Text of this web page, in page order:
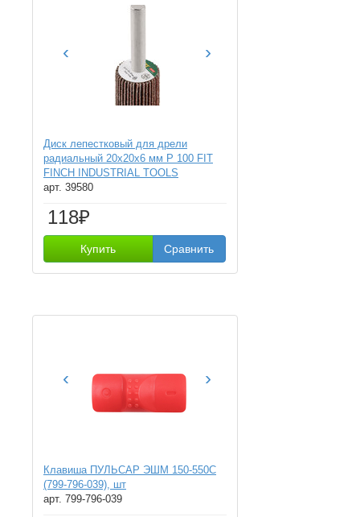
‹ ›
Диск лепестковый для дрели
радиальный 20х20х6 мм Р 100 FIT
FINCH INDUSTRIAL TOOLS
арт. 39580
118₽
Купить Сравнить
‹ ›
Клавиша ПУЛЬСАР ЭШМ 150-550С
(799-796-039), шт
арт. 799-796-039